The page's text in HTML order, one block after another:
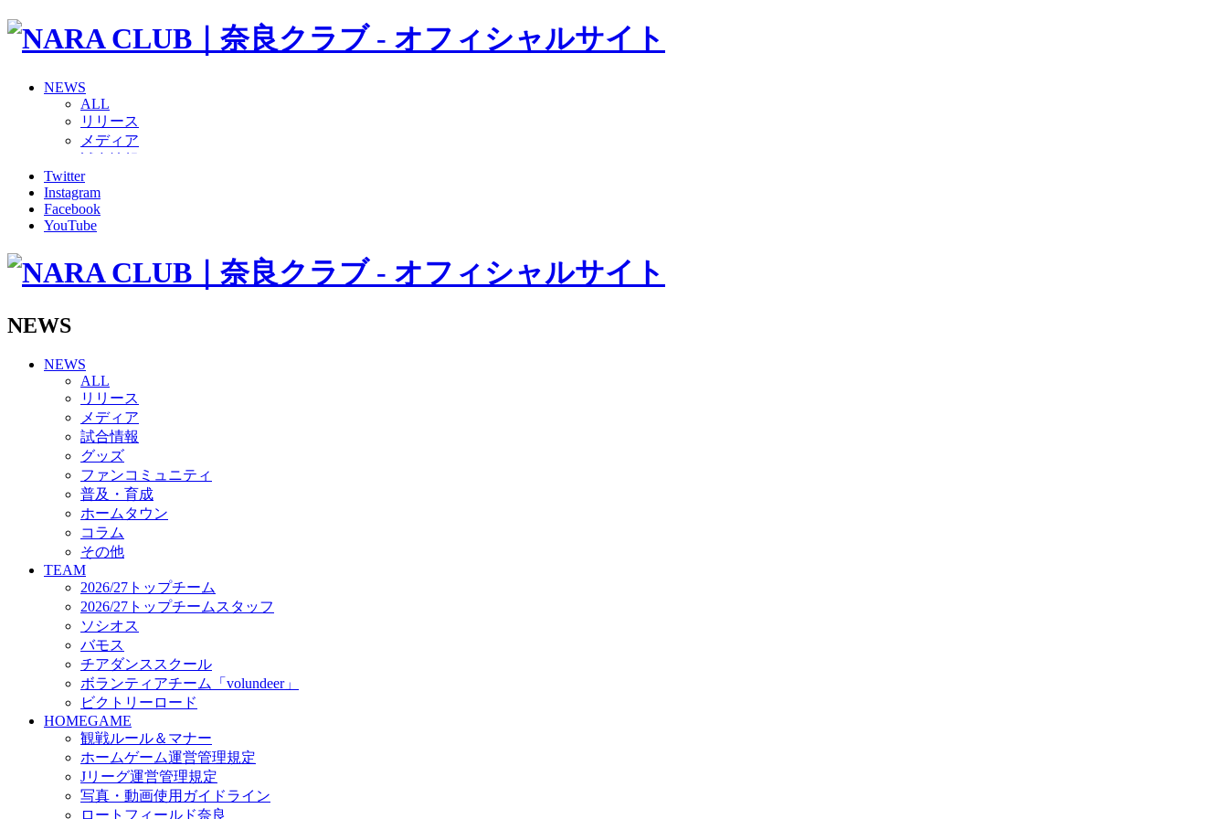
NEWS
ALL
リリース
メディア
グッズ
ファンコミュニティ
普及・育成
ホームタウン
その他
バモス
チアダンススクール
ボランティアチーム「volundeer」
ビクトリーロード
HOMEGAME
観戦ルール＆マナー
ホームゲーム運営管理規定
Jリーグ運営管理規定
写真・動画使用ガイドライン
ロートフィールド奈良
SCHEDULE
2026/27
練習見学時のファンサービスについて
TICKET
奈良クラブ明治安田J3リーグ2026/27シーズン試合観戦チケット
奈良クラブ明治安田Ｊ3リーグ 2026/27シーズン「鹿パス」
観戦ルール＆マナー
FANCOMMUNITY
2026/27ファンコミュニティ
サポートショップ
GOODS
オフィシャルストア（実店舗）
オンラインストア
ACADEMY
アカデミーについて
Twitter
Instagram
Facebook
YouTube
NEWS
NEWS
ALL
リリース
メディア
試合情報
グッズ
ファンコミュニティ
普及・育成
ホームタウン
コラム
その他
TEAM
2026/27トップチーム
2026/27トップチームスタッフ
ソシオス
バモス
チアダンススクール
ボランティアチーム「volundeer」
ビクトリーロード
HOMEGAME
観戦ルール＆マナー
ホームゲーム運営管理規定
Jリーグ運営管理規定
写真・動画使用ガイドライン
ロートフィールド奈良